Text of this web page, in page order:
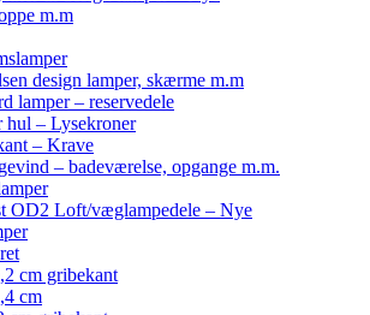
m.m
design lamper, skærme m.m
lamper – reservedele
hul – Lysekroner
– Krave
– badeværelse, opgange m.m.
OD2 Loft/væglampedele – Nye
cm gribekant
cm